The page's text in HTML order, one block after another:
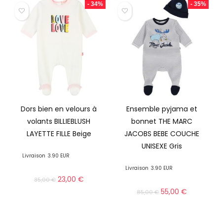
- 34%
Dors bien en velours à
volants BILLIEBLUSH
LAYETTE FILLE Beige
Livraison 3.90 EUR
35,00€ 23,00 €
- 35%
Ensemble pyjama et
bonnet THE MARC
JACOBS BEBE COUCHE
UNISEXE Gris
Livraison 3.90 EUR
85,00€ 55,00€